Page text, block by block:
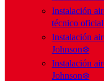
Instalación
técnico
Instalación
Johnson❄️
Instalación
Johnson❄️